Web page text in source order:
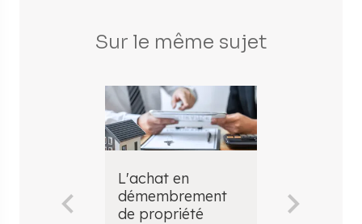
Sur le même sujet
L'achat en
démembrement
de propriété
de